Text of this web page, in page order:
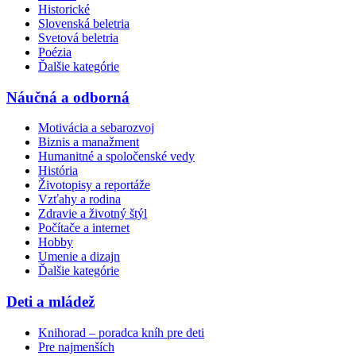
Historické
Slovenská beletria
Svetová beletria
Poézia
Ďalšie kategórie
Náučná a odborná
Motivácia a sebarozvoj
Biznis a manažment
Humanitné a spoločenské vedy
História
Životopisy a reportáže
Vzťahy a rodina
Zdravie a životný štýl
Počítače a internet
Hobby
Umenie a dizajn
Ďalšie kategórie
Deti a mládež
Knihorad – poradca kníh pre deti
Pre najmenších